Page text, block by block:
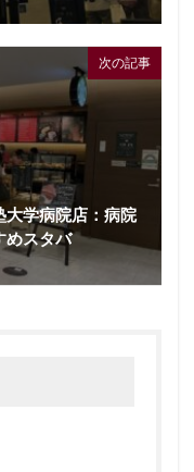
次の記事
大学病院店：病院
めスタバ